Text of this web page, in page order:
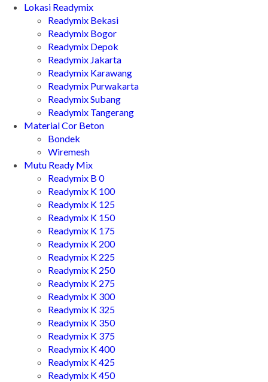
Lokasi Readymix
Readymix Bekasi
Readymix Bogor
Readymix Depok
Readymix Jakarta
Readymix Karawang
Readymix Purwakarta
Readymix Subang
Readymix Tangerang
Material Cor Beton
Bondek
Wiremesh
Mutu Ready Mix
Readymix B 0
Readymix K 100
Readymix K 125
Readymix K 150
Readymix K 175
Readymix K 200
Readymix K 225
Readymix K 250
Readymix K 275
Readymix K 300
Readymix K 325
Readymix K 350
Readymix K 375
Readymix K 400
Readymix K 425
Readymix K 450